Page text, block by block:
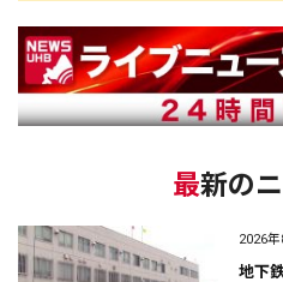
最新の
2026
地下